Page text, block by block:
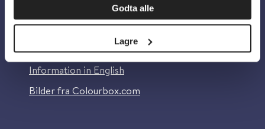
Godta alle
Lagre
Om Helsebiblioteket
Personvern og informasjonskapsler
Tilgjengelighetserklæring
Information in English
Bilder fra Colourbox.com